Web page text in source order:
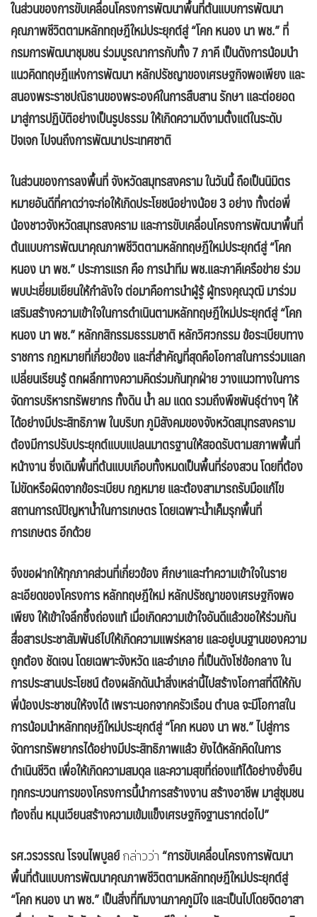
ในส่วนของการขับเคลื่อนโครงการพัฒนาพื้นที่ต้นแบบการพัฒนา
คุณภาพชีวิตตามหลักทฤษฎีใหม่ประยุกต์สู่ “โคก หนอง นา พช.” ที่
กรมการพัฒนาชุมชน ร่วมบูรณาการกับทั้ง 7 ภาคี เป็นดังการน้อมนำ
แนวคิดทฤษฎีแห่งการพัฒนา หลักปรัชญาของเศรษฐกิจพอเพียง และ
สนองพระราชปณิธานของพระองค์ในการสืบสาน รักษา และต่อยอด
มาสู่การปฏิบัติอย่างเป็นรูปธรรม ให้เกิดความดีงามตั้งแต่ในระดับ
ปัจเจก ไปจนถึงการพัฒนาประเทศชาติ
ในส่วนของการลงพื้นที่ จังหวัดสมุทรสงคราม ในวันนี้ ถือเป็นนิมิตร
หมายอันดีที่คาดว่าจะก่อให้เกิดประโยชน์อย่างน้อย 3 อย่าง ทั้งต่อพี่
น้องชาวจังหวัดสมุทรสงคราม และการขับเคลื่อนโครงการพัฒนาพื้นที่
ต้นแบบการพัฒนาคุณภาพชีวิตตามหลักทฤษฎีใหม่ประยุกต์สู่ “โคก
หนอง นา พช.” ประการแรก คือ การนำทีม พช.และภาคีเครือข่าย ร่วม
พบปะเยี่ยมเยียนให้กำลังใจ ต่อมาคือการนำผู้รู้ ผู้ทรงคุณวุฒิ มาร่วม
เสริมสร้างความเข้าใจในการดำเนินตามหลักทฤษฎีใหม่ประยุกต์สู่ “โคก
หนอง นา พช.” หลักกสิกรรมธรรมชาติ หลักวิศวกรรม ข้อระเบียบทาง
ราชการ กฎหมายที่เกี่ยวข้อง และที่สำคัญที่สุดคือโอกาสในการร่วมแลก
เปลี่ยนเรียนรู้ ตกผลึกทางความคิดร่วมกันทุกฝ่าย วางแนวทางในการ
จัดการบริหารทรัพยากร ทั้งดิน น้ำ ลม แดด รวมถึงพืชพันธุ์ต่างๆ ให้
ได้อย่างมีประสิทธิภาพ ในบริบท ภูมิสังคมของจังหวัดสมุทรสงคราม
ต้องมีการปรับประยุกต์แบบแปลนมาตรฐานให้สอดรับตามสภาพพื้นที่
หน้างาน ซึ่งเดิมพื้นที่ต้นแบบเกือบทั้งหมดเป็นพื้นที่ร่องสวน โดยที่ต้อง
ไม่ขัดหรือผิดจากข้อระเบียบ กฎหมาย และต้องสามารถรับมือแก้ไข
สถานการณ์ปัญหาน้ำในการเกษตร โดยเฉพาะน้ำเค็มรุกพื้นที่
การเกษตร อีกด้วย
จึงขอฝากให้ทุกภาคส่วนที่เกี่ยวข้อง ศึกษาและทำความเข้าใจในราย
ละเอียดของโครงการ หลักทฤษฎีใหม่ หลักปรัชญาของเศรษฐกิจพอ
เพียง ให้เข้าใจลึกซึ้งถ่องแท้ เมื่อเกิดความเข้าใจอันดีแล้วขอให้ร่วมกัน
สื่อสารประชาสัมพันธ์ไปให้เกิดความแพร่หลาย และอยู่บนฐานของความ
ถูกต้อง ชัดเจน โดยเฉพาะจังหวัด และอำเภอ ที่เป็นดังโซ่ข้อกลาง ใน
การประสานประโยชน์ ต้องผลักดันนำสิ่งเหล่านี้ไปสร้างโอกาสที่ดีให้กับ
พี่น้องประชาชนให้จงได้ เพราะนอกจากครัวเรือน ตำบล จะมีโอกาสใน
การน้อมนำหลักทฤษฎีใหม่ประยุกต์สู่ “โคก หนอง นา พช.” ไปสู่การ
จัดการทรัพยากรได้อย่างมีประสิทธิภาพแล้ว ยังได้หลักคิดในการ
ดำเนินชีวิต เพื่อให้เกิดความสมดุล และความสุขที่ถ่องแท้ได้อย่างยั่งยืน
ทุกกระบวนการของโครงการนี้นำการสร้างงาน สร้างอาชีพ มาสู่ชุมชน
ท้องถิ่น หมุนเวียนสร้างความเข้มแข็งเศรษฐกิจฐานรากต่อไป”
รศ.วรวรรณ โรจนไพบูลย์กล่าวว่า“การขับเคลื่อนโครงการพัฒนา
พื้นที่ต้นแบบการพัฒนาคุณภาพชีวิตตามหลักทฤษฎีใหม่ประยุกต์สู่
“โคก หนอง นา พช.” เป็นสิ่งที่ทีมงานภาคภูมิใจ และเป็นไปโดยจิตอาสา